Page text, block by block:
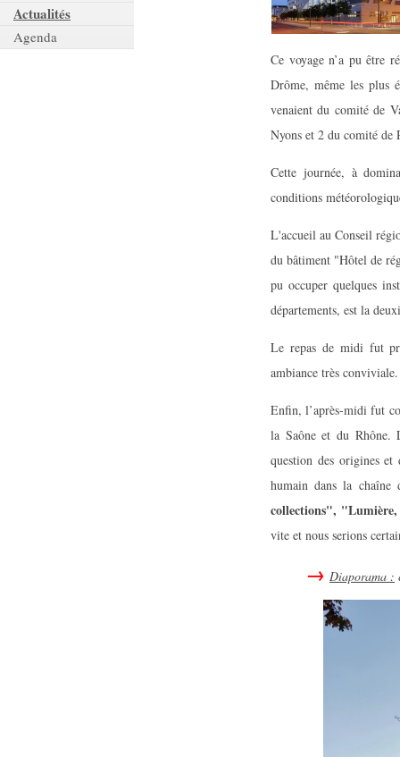
Actualités
Agenda
Ce voyage n’a pu être
Drôme, même les plus
venaient du comité de
Nyons et 2 du comité de
Cette journée, à
conditions
L'accueil au Conseil
du bâtiment "Hôtel de
pu occuper quelques
départements, est la
Le repas de midi fut
ambiance très conviviale.
Enfin, l’après-midi fut
la Saône et du Rhône.
question des origines
humain dans la
collections",
vite et nous serions
Diaporama :